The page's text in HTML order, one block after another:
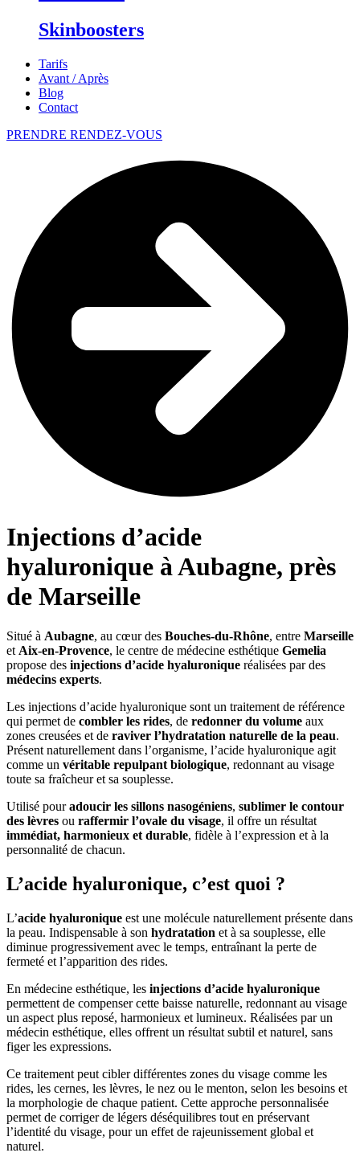
Skinboosters
Tarifs
Avant / Après
Blog
Contact
PRENDRE RENDEZ-VOUS
Injections d’acide
hyaluronique à Aubagne, près
de Marseille
Situé à Aubagne, au cœur des Bouches-du-Rhône, entre Marseille
et Aix-en-Provence, le centre de médecine esthétique Gemelia
propose des injections d’acide hyaluronique réalisées par des
médecins experts.
Les injections d’acide hyaluronique sont un traitement de référence
qui permet de combler les rides, de redonner du volume aux
zones creusées et de raviver l’hydratation naturelle de la peau.
Présent naturellement dans l’organisme, l’acide hyaluronique agit
comme un véritable repulpant biologique, redonnant au visage
toute sa fraîcheur et sa souplesse.
Utilisé pouradoucir les sillons nasogéniens, sublimer le contour
des lèvres ou raffermir l’ovale du visage, il offre un résultat
immédiat, harmonieux et durable, fidèle à l’expression et à la
personnalité de chacun.
L’acide hyaluronique, c’est quoi ?
L’acide hyaluronique est une molécule naturellement présente dans
la peau. Indispensable à son hydratation et à sa souplesse, elle
diminue progressivement avec le temps, entraînant la perte de
fermeté et l’apparition des rides.
En médecine esthétique, les injections d’acide hyaluronique
permettent de compenser cette baisse naturelle, redonnant au visage
un aspect plus reposé, harmonieux et lumineux. Réalisées par un
médecin esthétique, elles offrent un résultat subtil et naturel, sans
figer les expressions.
Ce traitement peut cibler différentes zones du visage comme les
rides, les cernes, les lèvres, le nez ou le menton, selon les besoins et
la morphologie de chaque patient. Cette approche personnalisée
permet de corriger de légers déséquilibres tout en préservant
l’identité du visage, pour un effet de rajeunissement global et
naturel.